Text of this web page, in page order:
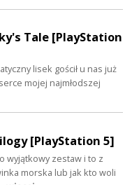
Tale [PlayStation
lisek gościł u nas już
mojej najmłodszej
[PlayStation 5]
wyjątkowy zestaw i to z
morska lub jak kto woli